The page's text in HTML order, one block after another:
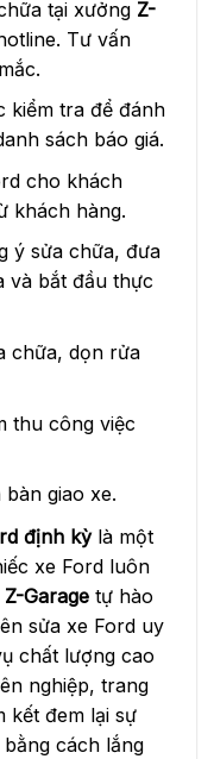
tại xưởng Z-
Tư vấn
kiểm tra để đánh
sách báo giá.
cho khách
khách hàng.
ý sửa chữa, đưa
và bắt đầu thực
chữa, dọn rửa
thu công việc
giao xe.
định kỳlà một
xe Ford luôn
Z-Garage tự hào
sửa xe Ford uy
chất lượng cao
nghiệp, trang
kết đem lại sự
cách lắng